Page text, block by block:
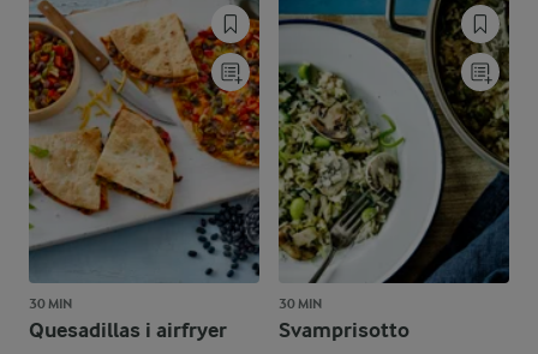
30 MIN
Quesadillas i airfryer
30 MIN
Svamprisotto